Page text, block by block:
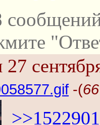
-(
>>1522901